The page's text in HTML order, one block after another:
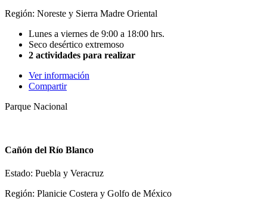
Región: Noreste y Sierra Madre Oriental
Lunes a viernes de 9:00 a 18:00 hrs.
Seco desértico extremoso
2 actividades para realizar
Ver información
Compartir
Parque Nacional
Cañón del Río Blanco
Estado: Puebla y Veracruz
Región: Planicie Costera y Golfo de México